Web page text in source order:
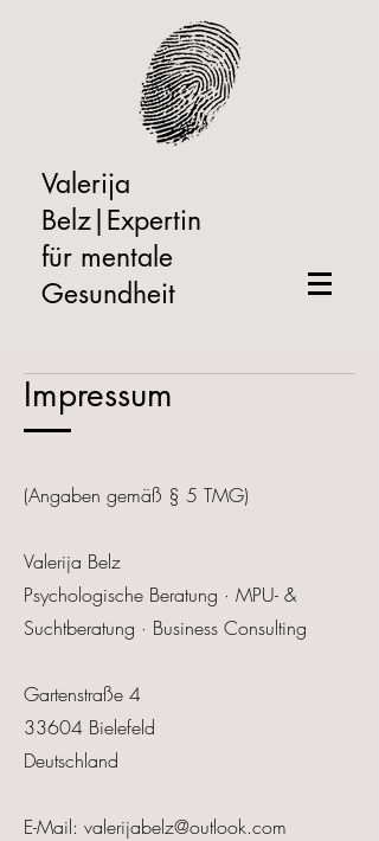
Valerija
Belz|Expertin
für mentale
Gesundheit
Impressum
(Angaben gemäß § 5 TMG)
Valerija Belz
Psychologische Beratung · MPU- &
Suchtberatung · Business Consulting
Gartenstraße 4
33604 Bielefeld
Deutschland
E-Mail: valerijabelz@outlook.com